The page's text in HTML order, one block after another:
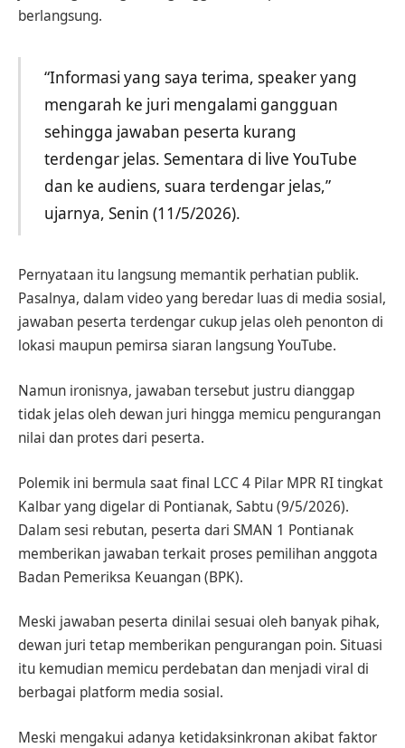
berlangsung.
“Informasi yang saya terima, speaker yang
mengarah ke juri mengalami gangguan
sehingga jawaban peserta kurang
terdengar jelas. Sementara di live YouTube
dan ke audiens, suara terdengar jelas,”
ujarnya, Senin (11/5/2026).
Pernyataan itu langsung memantik perhatian publik.
Pasalnya, dalam video yang beredar luas di media sosial,
jawaban peserta terdengar cukup jelas oleh penonton di
lokasi maupun pemirsa siaran langsung YouTube.
Namun ironisnya, jawaban tersebut justru dianggap
tidak jelas oleh dewan juri hingga memicu pengurangan
nilai dan protes dari peserta.
Polemik ini bermula saat final LCC 4 Pilar MPR RI tingkat
Kalbar yang digelar di Pontianak, Sabtu (9/5/2026).
Dalam sesi rebutan, peserta dari SMAN 1 Pontianak
memberikan jawaban terkait proses pemilihan anggota
Badan Pemeriksa Keuangan (BPK).
Meski jawaban peserta dinilai sesuai oleh banyak pihak,
dewan juri tetap memberikan pengurangan poin. Situasi
itu kemudian memicu perdebatan dan menjadi viral di
berbagai platform media sosial.
Meski mengakui adanya ketidaksinkronan akibat faktor